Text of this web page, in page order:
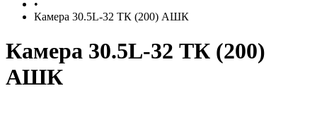
•
Камера 30.5L-32 ТК (200) АШК
Камера 30.5L-32 ТК (200)
АШК